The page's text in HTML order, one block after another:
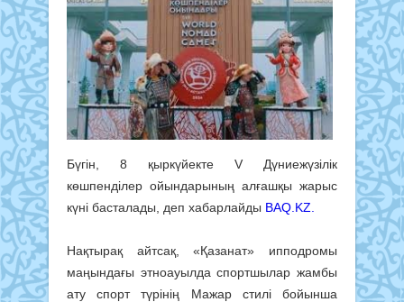
Бүгін, 8 қыркүйекте V Дүниежүзілік
көшпенділер ойындарының алғашқы жарыс
күні басталады, деп хабарлайды BAQ.KZ.
Нақтырақ айтсақ, «Қазанат» ипподромы
маңындағы этноауылда спортшылар жамбы
ату спорт түрінің Мажар стилі бойынша